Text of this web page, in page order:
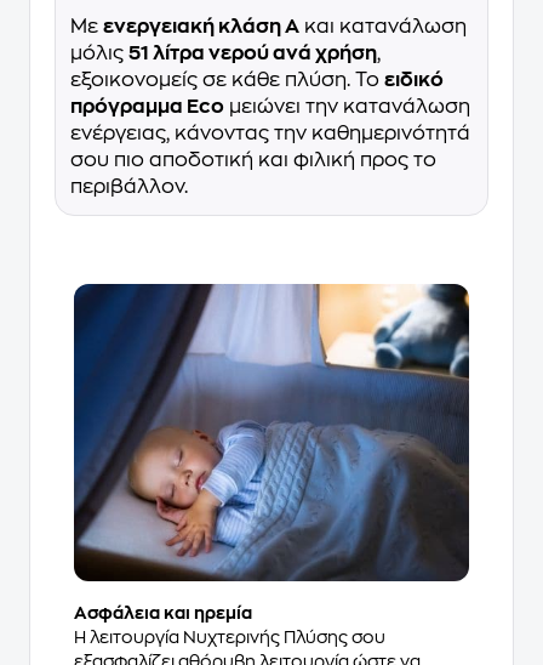
Με ενεργειακή κλάση Α και κατανάλωση
μόλις 51 λίτρα νερού ανά χρήση,
εξοικονομείς σε κάθε πλύση. Το ειδικό
πρόγραμμα Eco μειώνει την κατανάλωση
ενέργειας, κάνοντας την καθημερινότητά
σου πιο αποδοτική και φιλική προς το
περιβάλλον.
Ασφάλεια και ηρεμία
Η λειτουργία Νυχτερινής Πλύσης σου
εξασφαλίζει αθόρυβη λειτουργία ώστε να